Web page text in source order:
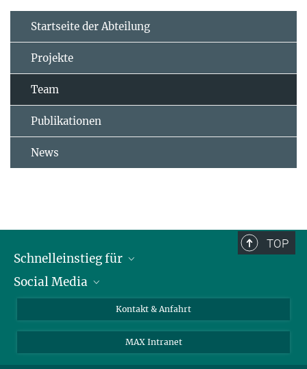
Startseite der Abteilung
Projekte
Team
Publikationen
News
TOP
Schnelleinstieg für
Journalist*innen
Social Media
LinkedIn
Kontakt & Anfahrt
MAX Intranet